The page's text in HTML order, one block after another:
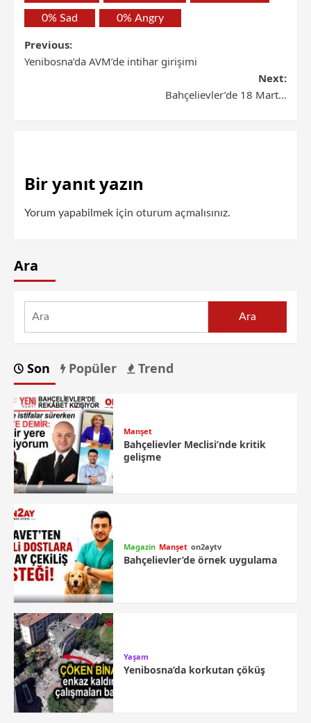
0% Sad 0% Angry
Previous:
Yenibosna’da AVM’de intihar girişimi
Next:
Bahçelievler’de 18 Mart…
Bir yanıt yazın
Yorum yapabilmek için oturum açmalısınız.
Ara
Ara
Son Popüler Trend
Manşet
Bahçelievler Meclisi’nde kritik
gelişme
Magazin Manşet on2aytv
Bahçelievler’de örnek uygulama
Yaşam
Yenibosna’da korkutan çöküş